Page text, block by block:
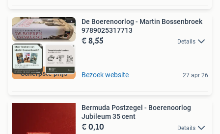
Scherpste prijs
De Boerenoorlog - Martin Bossenbroek
9789025317713
€ 8,55 Details
Bezoek website 27 apr 26
Bermuda Postzegel - Boerenoorlog
Jubileum 35 cent
€ 0,10 Details